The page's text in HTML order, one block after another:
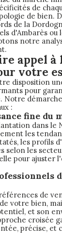
de
de bien.
de la
d'Ambarès ou
notre
appel à
votre
disposition
pour
Notre
:
fine du
dans le
les
les profils
selon les
pour ajuster
de
votre bien,
et son
croisée
précise, et